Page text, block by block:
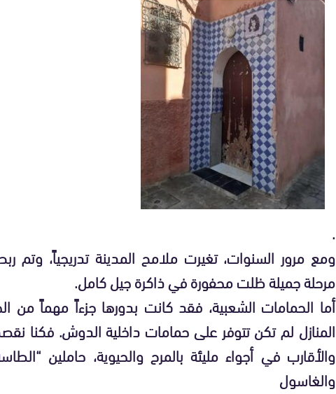
.
ومع مرور السنوات، تغيرت ملامح المدينة تدريجياً، وتم ربط
مرحلة جميلة ظلت محفورة في ذاكرة جيل كامل.
أما الحمامات الشعبية، فقد كانت بدورها جزءاً مهماً من
المنازل لم تكن تتوفر على حمامات داخلية الدوش. فكنا
والأقارب في أجواء مليئة بالمرح والحيوية، حاملين
والغاسول